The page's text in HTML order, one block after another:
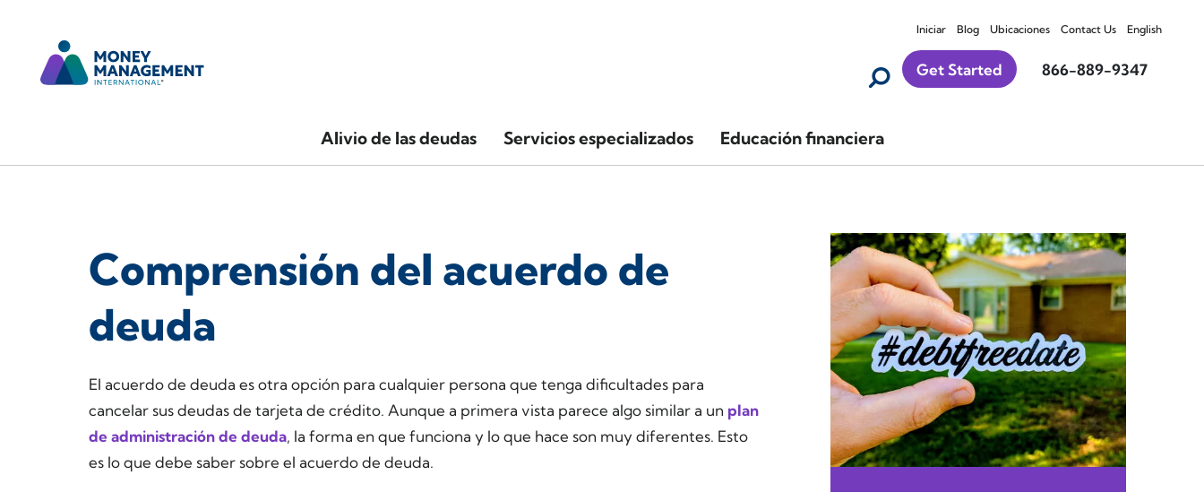
Iniciar Blog Ubicaciones Contact Us English
Get Started 866-889-9347
Alivio de las deudas Servicios especializados Educación financiera
Comprensión del acuerdo de
deuda
El acuerdo de deuda es otra opción para cualquier persona que tenga dificultades para
cancelar sus deudas de tarjeta de crédito. Aunque a primera vista parece algo similar a un plan
de administración de deuda, la forma en que funciona y lo que hace son muy diferentes. Esto
es lo que debe saber sobre el acuerdo de deuda.